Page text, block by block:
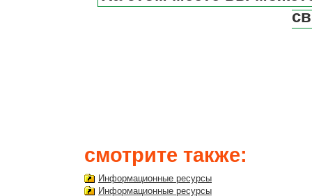
смотрите также:
Информационные ресурсы
Информационные ресурсы